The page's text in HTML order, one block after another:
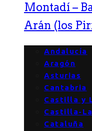
Montadí –
Arán (los
Andalucía
Aragón
Asturias
Cantabria
Castilla y
Castilla-
Cataluña